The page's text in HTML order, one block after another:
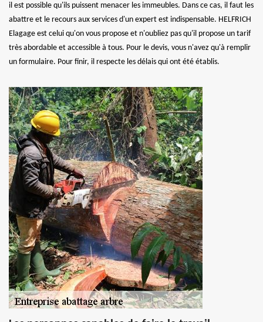
il est possible qu'ils puissent menacer les immeubles. Dans ce cas, il faut les
abattre et le recours aux services d'un expert est indispensable. HELFRICH
Elagage est celui qu'on vous propose et n'oubliez pas qu'il propose un tarif
très abordable et accessible à tous. Pour le devis, vous n'avez qu'à remplir
un formulaire. Pour finir, il respecte les délais qui ont été établis.